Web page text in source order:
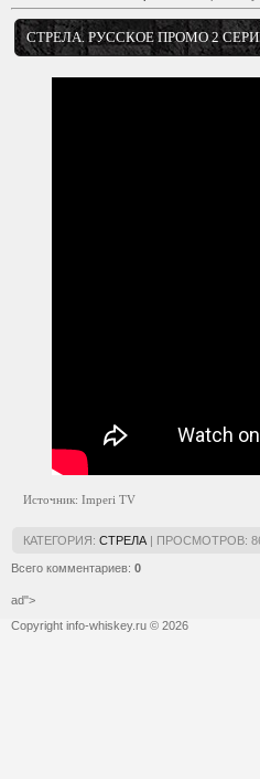
СТРЕЛА. РУССКОЕ ПРОМО 2
Источник: Imperi TV
КАТЕГОРИЯ: СТРЕЛА | ПРОСМОТРОВ:
Всего комментариев: 0
ad">
Copyright info-whiskey.ru © 2026